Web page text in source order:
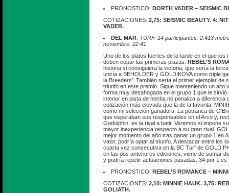
PRONOSTICO: DORTH VADER – SEISMIC
COTIZACIONES: 2,75: SEISMIC BEAUTY. 4:
VADER.
DEL MAR TURF. 14 participantes. 2.413
noviembre. 22:41
Uno de los platos fuertes de la tarde en el que los
deben copar las primeras plazas. REBEL’S
historia si consiguiera la victoria, que sería la
uniría a BEHOLDER y GOLDIKOVA como triple
la Breeders’. También sería el primer ejemplar de
triunfo en este premio. Sigue manteniendo un alto
forma muy desahogada en el grupo 1 que le
interior en pista de hierba no penaliza a diferencia
cotización más elevada que la de la favorita,
como mi selección ganadora. La potranca de
que esperaban sus responsables en el Arco y,
Godolphin, es la rival a batir. Veremos si impone
mayor inexperiencia respecto a su gran rival.
mejor momento del año tras ganar un grupo 1 en
valor, podría optar al triunfo. A destacar entre los
cuarta vez consecutiva en la BC Turf de GOLD
en las dos anteriores ediciones, viene de sumar
y podría repetir actuaciones pasadas. 34 por 1 es
PRONOSTICO: REBEL’S ROMANCE –
COTIZACIONES: 2,10: MINNIE HAUK. 3,75:
GOLIATH.